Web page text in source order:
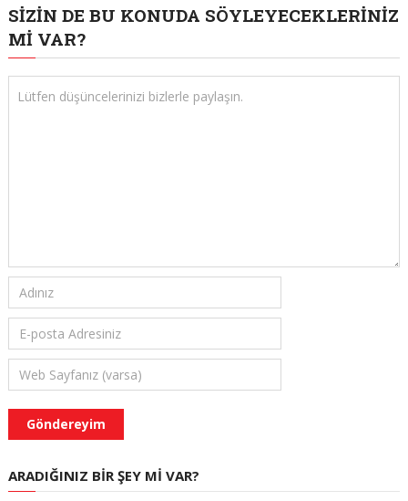
SIZIN DE BU KONUDA SÖYLEYECEKLERINIZ
MI VAR?
ARADIĞINIZ BIR ŞEY MI VAR?